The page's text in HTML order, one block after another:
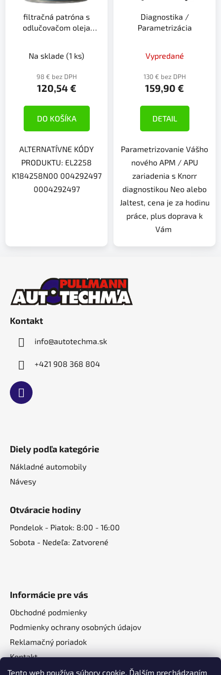
Tento web používa súbory cookie. Ďalším prechádzaním
filtračná patróna s
odlučovačom oleja
Na sklade (1 ks)
98 € bez DPH
120,54 €
DO KOŠÍKA
ALTERNATÍVNE KÓDY
PRODUKTU: EL2258
K184258N00 004292497
0004292497
Diagnostika /
Parametrizácia
Vypredané
130 € bez DPH
159,90 €
DETAIL
Parametrizovanie Vášho
nového APM / APU
zariadenia s Knorr
diagnostikou Neo alebo
Jaltest, cena je za hodinu
práce, plus doprava k
Vám
Kontakt
info@autotechma.sk
+421 908 368 804
Diely podľa kategórie
Nákladné automobily
Návesy
Otváracie hodiny
Pondelok - Piatok: 8:00 - 16:00
Sobota - Nedeľa: Zatvorené
Informácie pre vás
Obchodné podmienky
Podmienky ochrany osobných údajov
Reklamačný poriadok
Kontakt
O nás